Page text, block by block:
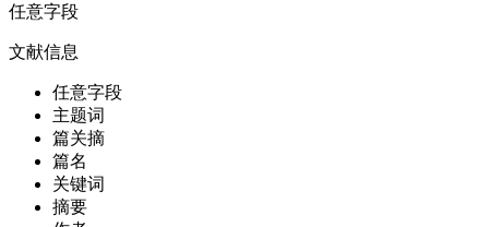
任意字段
文献信息
任意字段
主题词
篇关摘
篇名
关键词
摘要